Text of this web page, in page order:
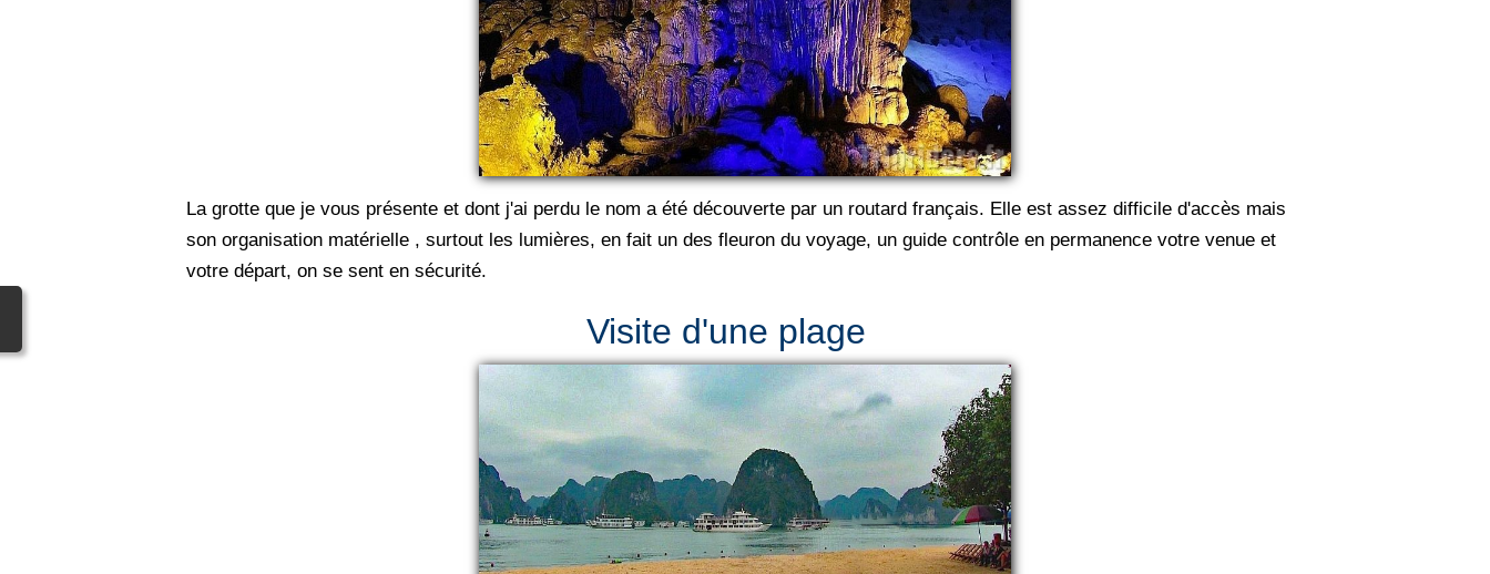
La grotte que je vous présente et dont j'ai perdu le nom a été découverte par un routard français. Elle est assez difficile d'accès mais
son organisation matérielle , surtout les lumières, en fait un des fleuron du voyage, un guide contrôle en permanence votre venue et
votre départ, on se sent en sécurité.
Visite d'une plage